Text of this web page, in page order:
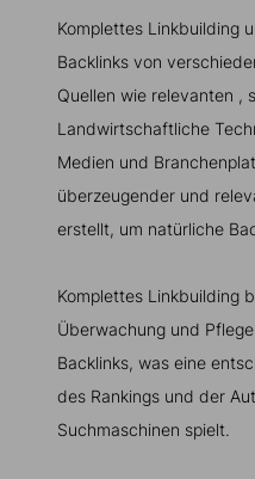
Komplettes Linkbuilding
Backlinks von
Quellen wie relevanten ,
Landwirtschaftliche
Medien und
überzeugender und
erstellt, um natürliche
Komplettes Linkbuilding
Überwachung und
Backlinks, was eine
des Rankings und der
Suchmaschinen spielt.